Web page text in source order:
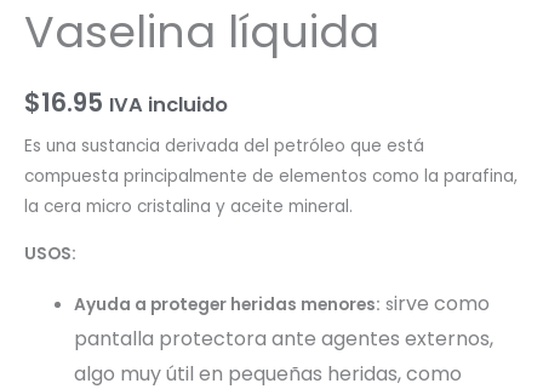
Vaselina líquida
$16.95 IVA incluido
Es una sustancia derivada del petróleo que está
compuesta principalmente de elementos como la parafina,
la cera micro cristalina y aceite mineral.
USOS:
Ayuda a proteger heridas menores: sirve como
pantalla protectora ante agentes externos,
algo muy útil en pequeñas heridas, como